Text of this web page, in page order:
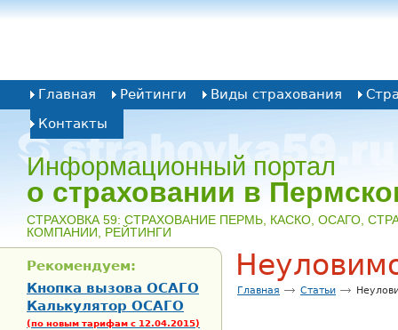
Информационный портал
о страховании в
CТРАХОВКА 59: СТРАХОВАНИЕ ПЕРМЬ, КАСКО, ОСАГО,
КОМПАНИИ, РЕЙТИНГИ
Главная Рейтинги Виды страхования
Контакты
Главная Статьи
Рекомендуем:
Кнопка вызова ОСАГО
Калькулятор ОСАГО
(по новым тарифам с 12.04.2015)